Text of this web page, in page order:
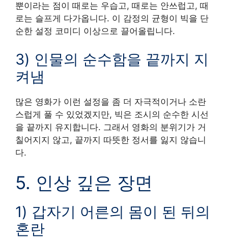
뿐이라는 점이 때로는 우습고, 때로는 안쓰럽고, 때
로는 슬프게 다가옵니다. 이 감정의 균형이 빅을 단
순한 설정 코미디 이상으로 끌어올립니다.
3) 인물의 순수함을 끝까지 지
켜냄
많은 영화가 이런 설정을 좀 더 자극적이거나 소란
스럽게 풀 수 있었겠지만, 빅은 조시의 순수한 시선
을 끝까지 유지합니다. 그래서 영화의 분위기가 거
칠어지지 않고, 끝까지 따뜻한 정서를 잃지 않습니
다.
5. 인상 깊은 장면
1) 갑자기 어른의 몸이 된 뒤의
혼란